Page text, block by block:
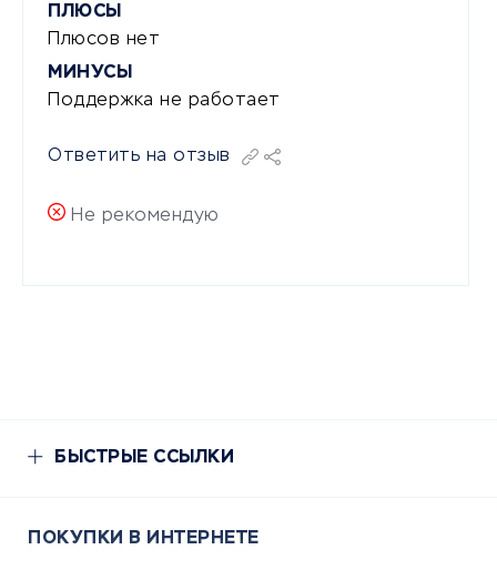
ПЛЮСЫ
Плюсов нет
МИНУСЫ
Поддержка не работает
Ответить на отзыв
Не рекомендую
БЫСТРЫЕ ССЫЛКИ
ПОКУПКИ В ИНТЕРНЕТЕ